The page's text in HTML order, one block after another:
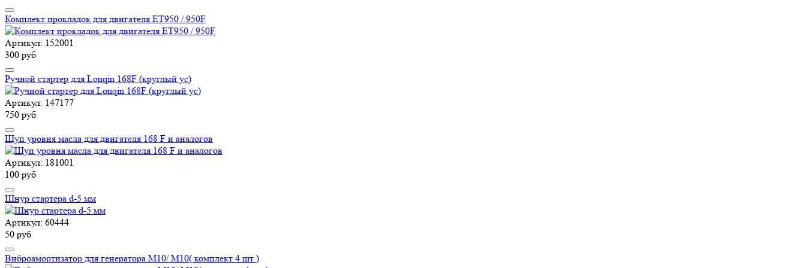
Комплект прокладок для двигателя ET950 / 950F
Артикул: 152001
300 руб
Ручной стартер для Lonqin 168F (круглый ус)
Артикул: 147177
750 руб
Щуп уровня масла для двигателя 168 F и аналогов
Артикул: 181001
100 руб
Шнур стартера d-5 мм
Артикул: 60444
50 руб
Виброамортизатор для генератора М10/ М10( комплект 4 шт )